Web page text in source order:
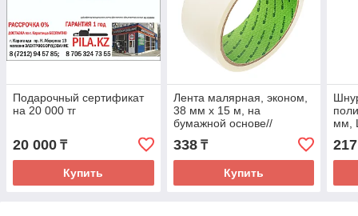
Подарочный сертификат
на 20 000 тг
20 000 ₸
Купить
Лента малярная, эконом,
38 мм х 15 м, на
бумажной основе//
Сибртех
338₸
Купить
мм,
217